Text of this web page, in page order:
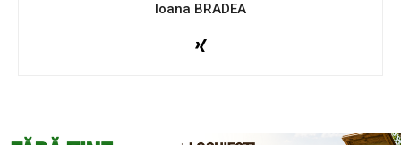
Ioana BRADEA